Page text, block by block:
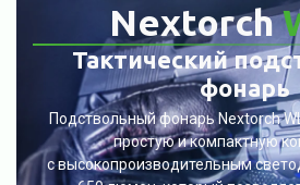
Nextorch
Тактический
фонарь
Подствольный фонарь Nextorch
простую и компактную
с высокопроизводительным